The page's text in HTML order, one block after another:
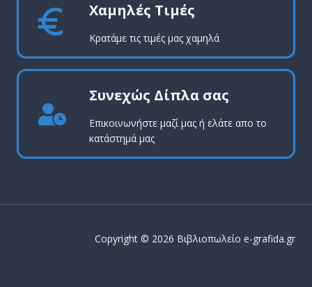
Χαμηλές Τιμές
Κρατάμε τις τιμές μας χαμηλά
Συνεχώς Δίπλα σας
Επικοινωνήστε μαζί μας ή ελάτε απο το
κατάστημά μας
Copyright © 2026 Βιβλιοπωλείο e-grafida.gr